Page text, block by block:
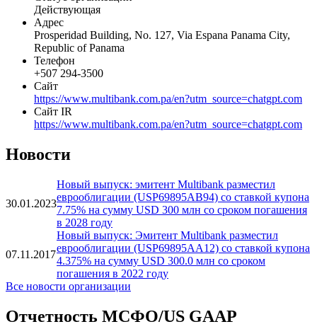
Наименование организации
Multibank Inc
Статус организации
Действующая
Адрес
Prosperidad Building, No. 127, Via Espana Panama City,
Republic of Panama
Телефон
+507 294-3500
Сайт
Сайт IR
Новости
30.01.2023
Новый выпуск: эмитент Multibank разместил
еврооблигации (USP69895AB94) со ставкой купона
7.75% на сумму USD 300 млн со сроком погашения
в 2028 году
Новый выпуск: Эмитент Multibank разместил
еврооблигации (USP69895AA12) со ставкой купона
4.375% на сумму USD 300.0 млн со сроком
погашения в 2022 году